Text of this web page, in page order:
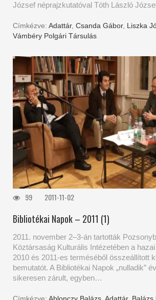
József néprajzkutatóval Tóth László
Címkézve: Adattár, Csanda Gábor, Liszka
Vámbéry Polgári Társulás
99 2011-11-02
Bibliotékai Napok – 2011 (1)
2011. november 2–3-án tartották
Köztársaság Kulturális Intézetében a
2010 és 2011-es terméséből összeállított
bemutatót. A Bibliotékai Napok „nulladik”
sikeresen zárult, egyben…
Címkézve: Ablonczy Balázs Adattár, Balázs